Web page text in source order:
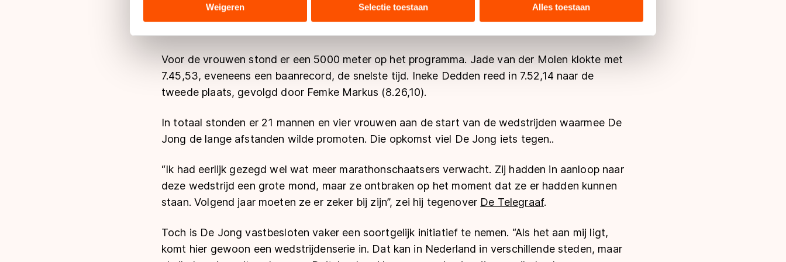
analyse. Zij kunnen deze combineren met andere gegevens die u aan hen heeft verstrekt of die zij hebben verzameld via
hun services. Sommige partners kunnen gegevens doorgeven aan landen buiten de EU, zoals de VS, waar mogelijk geen
adequaat beschermingsniveau geldt volgens de GDPR. Door op ‘Toestaan’ te klikken, stemt u in met deze overdracht.
Weigeren Selectie toestaan Alles toestaan
en verbeterde daarmee het baanrecord. De Duitser Alexej Baumgärtner vond zijn naam terug
Voor de vrouwen stond er een 5000 meter op het programma. Jade van der Molen klokte met
7.45,53, eveneens een baanrecord, de snelste tijd. Ineke Dedden reed in 7.52,14 naar de
tweede plaats, gevolgd door Femke Markus (8.26,10).
In totaal stonden er 21 mannen en vier vrouwen aan de start van de wedstrijden waarmee De
Jong de lange afstanden wilde promoten. Die opkomst viel De Jong iets tegen..
“Ik had eerlijk gezegd wel wat meer marathonschaatsers verwacht. Zij hadden in aanloop naar
deze wedstrijd een grote mond, maar ze ontbraken op het moment dat ze er hadden kunnen
staan. Volgend jaar moeten ze er zeker bij zijn”, zei hij tegenover De Telegraaf.
Toch is De Jong vastbesloten vaker een soortgelijk initiatief te nemen. “Als het aan mij ligt,
komt hier gewoon een wedstrijdenserie in. Dat kan in Nederland in verschillende steden, maar